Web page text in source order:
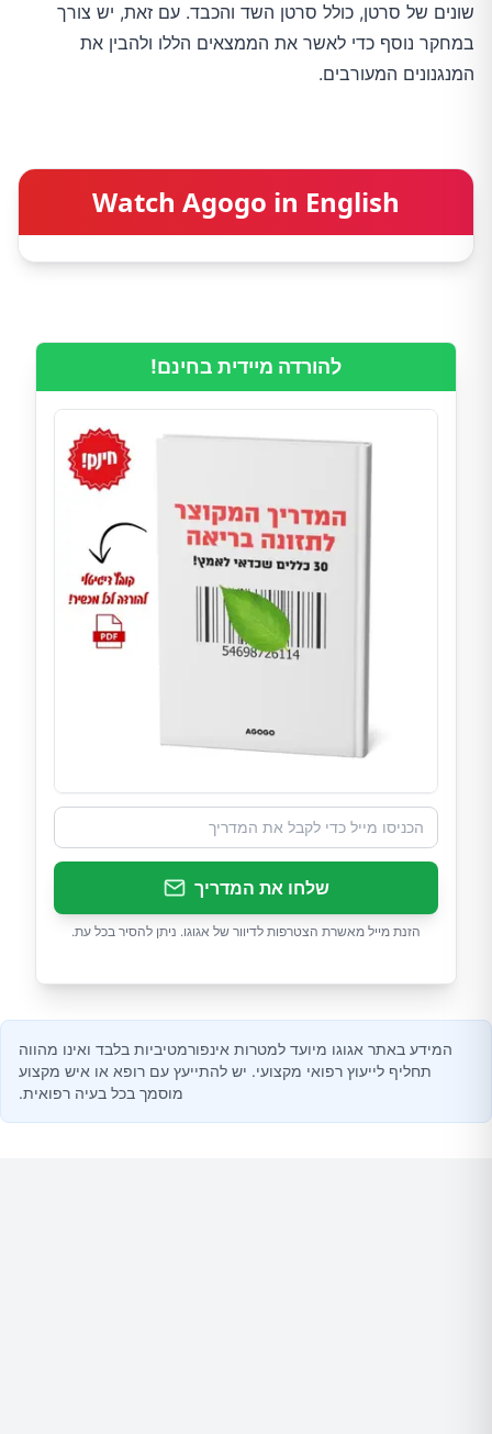
שונים של סרטן, כולל סרטן השד והכבד. עם זאת, יש צורך
במחקר נוסף כדי לאשר את הממצאים הללו ולהבין את
המנגנונים המעורבים.
Watch Agogo in English
להורדה מיידית בחינם!
שלחו את המדריך
הזנת מייל מאשרת הצטרפות לדיוור של אגוגו. ניתן להסיר בכל עת.
המידע באתר אגוגו מיועד למטרות אינפורמטיביות בלבד ואינו מהווה
תחליף לייעוץ רפואי מקצועי. יש להתייעץ עם רופא או איש מקצוע
מוסמך בכל בעיה רפואית.